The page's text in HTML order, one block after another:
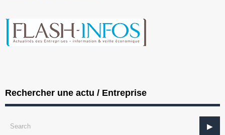
Rechercher une actu / Entreprise